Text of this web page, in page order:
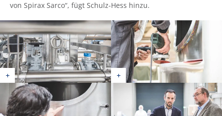
von Spirax Sarco“, fügt Schulz-Hess hinzu.